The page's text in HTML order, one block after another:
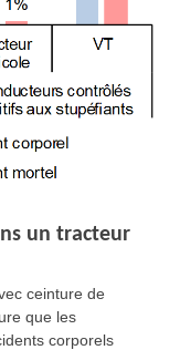
un tracteur
ceinture de
que les
corporels